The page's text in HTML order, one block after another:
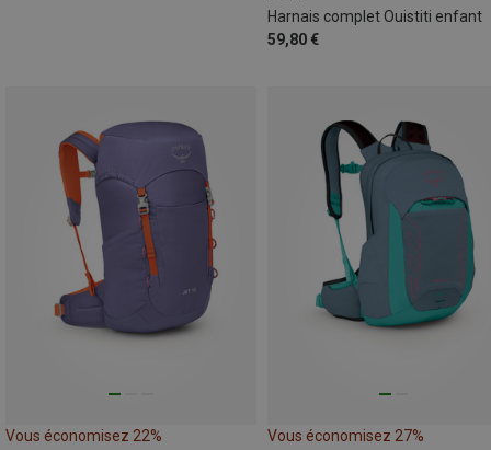
Harnais complet Ouistiti enfant
59,80 €
Vous économisez 22% Vous économisez 27%